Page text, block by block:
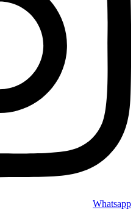
Whatsapp